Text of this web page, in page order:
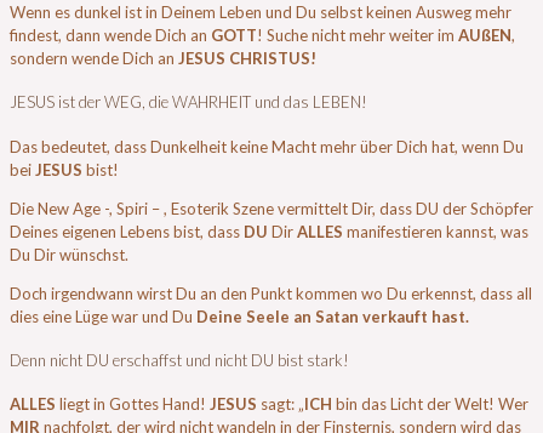
Wenn es dunkel ist in Deinem Leben und Du selbst keinen Ausweg mehr
findest, dann wende Dich an GOTT! Suche nicht mehr weiter im AUßEN,
sondern wende Dich an JESUS CHRISTUS!
JESUS ist der WEG, die WAHRHEIT und das LEBEN!
Das bedeutet, dass Dunkelheit keine Macht mehr über Dich hat, wenn Du
beiJESUS bist!
Die New Age -, Spiri – , Esoterik Szene vermittelt Dir, dass DU der Schöpfer
Deines eigenen Lebens bist, dass DU DirALLES manifestieren kannst, was
Du Dir wünschst.
Doch irgendwann wirst Du an den Punkt kommen wo Du erkennst, dass all
dies eine Lüge war und Du Deine Seele an Satan verkauft hast.
Denn nicht DU erschaffst und nicht DU bist stark!
ALLES liegt in Gottes Hand! JESUS sagt: „ICH bin das Licht der Welt! Wer
MIR nachfolgt, der wird nicht wandeln in der Finsternis, sondern wird das